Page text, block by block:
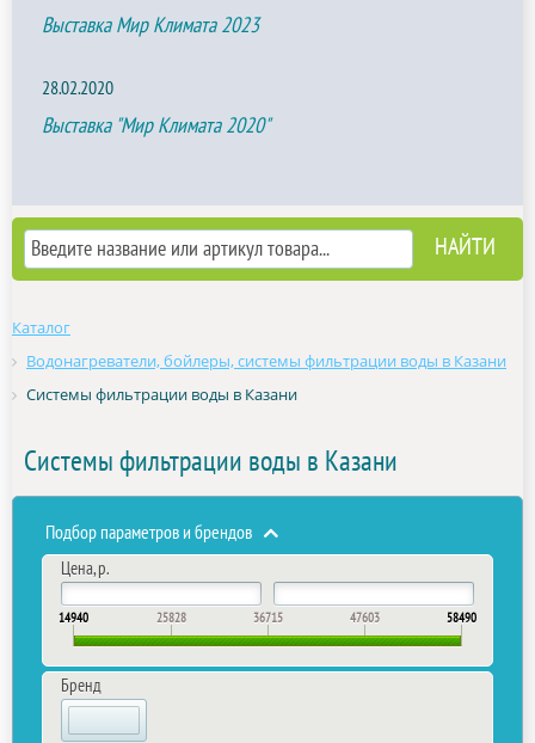
Выставка Мир Климата 2023
28.02.2020
Выставка "Мир Климата 2020"
Каталог
Водонагреватели, бойлеры, системы фильтрации воды в Казани
Системы фильтрации воды в Казани
Системы фильтрации воды в Казани
Подбор параметров и брендов
Цена, р.
14940 25828 36715 47603 58490
Бренд